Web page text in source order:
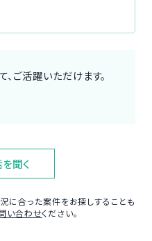
ご活躍いただけます。
聞く
に合った案件をお探しすることも
い合わせください。